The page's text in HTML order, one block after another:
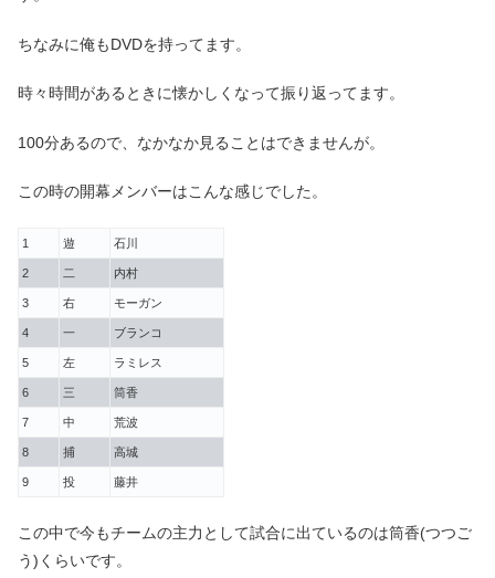
ちなみに俺もDVDを持ってます。
時々時間があるときに懐かしくなって振り返ってます。
100分あるので、なかなか見ることはできませんが。
この時の開幕メンバーはこんな感じでした。
1 遊 石川
2 二 内村
3 右 モーガン
4 一 ブランコ
5 左 ラミレス
6 三 筒香
7 中 荒波
8 捕 高城
9 投 藤井
この中で今もチームの主力として試合に出ているのは筒香(つつご
う)くらいです。